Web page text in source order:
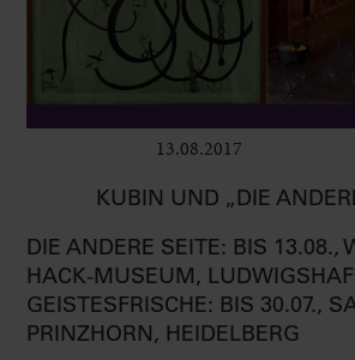
13.08.2017
KUBIN UND „DIE
DIE ANDERE SEITE: BIS 13.08.,
HACK-MUSEUM,
GEISTESFRISCHE: BIS 30.07.,
PRINZHORN, HEIDELBERG